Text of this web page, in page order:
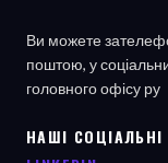
Ви можете
поштою, у
головного офісу ру
НАШІ СОЦІАЛЬНІ